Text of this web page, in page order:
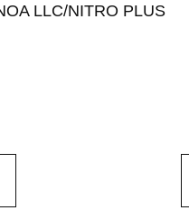
LLC/NITRO PLUS